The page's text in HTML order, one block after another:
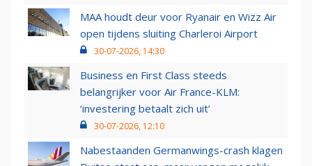
MAA houdt deur voor Ryanair en Wizz Air
open tijdens sluiting Charleroi Airport
30-07-2026, 14:30
Business en First Class steeds
belangrijker voor Air France-KLM:
‘investering betaalt zich uit’
30-07-2026, 12:10
Nabestaanden Germanwings-crash klagen